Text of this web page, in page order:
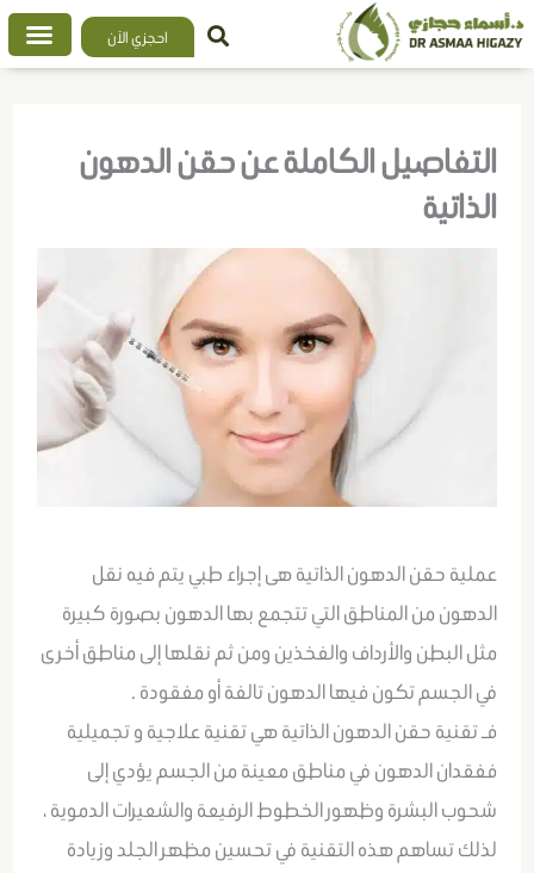
تخطي
إلى
احجزي الآن
التفاصيل الكاملة عن حقن الدهون
الذاتية
عملية حقن الدهون الذاتية هى إجراء طبي يتم فيه نقل
الدهون من المناطق التي تتجمع بها الدهون بصورة كبيرة
مثل البطن والأرداف والفخذين ومن ثم نقلها إلى مناطق أخرى
في الجسم تكون فيها الدهون تالفة أو مفقودة .
فـ تقنية حقن الدهون الذاتية هي تقنية علاجية و تجميلية
ففقدان الدهون في مناطق معينة من الجسم يؤدي إلى
شحوب البشرة وظهور الخطوط الرفيعة والشعيرات الدموية ،
لذلك تساهم هذه التقنية في تحسين مظهر الجلد وزيادة